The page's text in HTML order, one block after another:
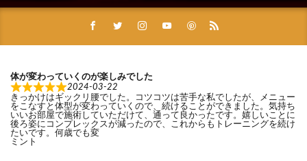
体が変わっていくのが楽しみでした
2024-03-22
きっかけはギックリ腰でした。コツコツは苦手な私でしたが、メニュー
をこなすと体型が変わっていくので、続けることができました。気持ち
いいお部屋で施術していただけて、通って良かったです。嬉しいことに
後ろ姿にコンプレックスが減ったので、これからもトレーニングを続け
たいです。何歳でも変
ミント